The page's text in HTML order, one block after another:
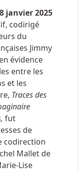
janvier 2025
codirigé
du
Jimmy
évidence
entre les
et les
Traces des
fut
de
codirection
Mallet de
Lise